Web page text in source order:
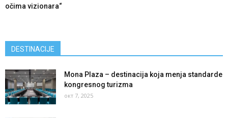
očima vizionara“
DESTINACIJE
Mona Plaza – destinacija koja menja standarde
kongresnog turizma
окт 7, 2025